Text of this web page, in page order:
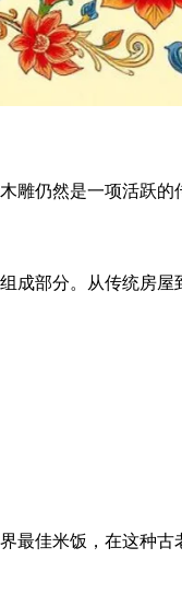
仍然是一项活跃的
部分。从传统房屋
佳米饭，在这种